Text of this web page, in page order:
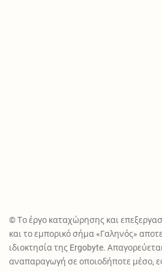
© Το έργο καταχώρησης και
και το εμπορικό σήμα «Γαληνός»
ιδιοκτησία της Ergobyte.
αναπαραγωγή σε οποιοδήποτε μέσο,